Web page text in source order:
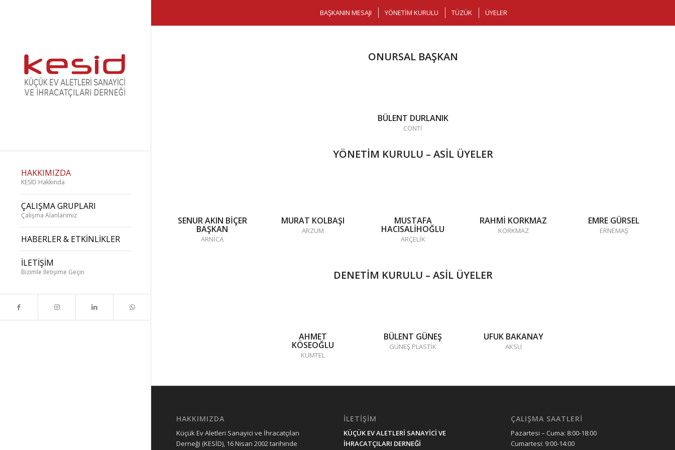
HAKKIMIZDA
KESİD Hakkında
ÇALIŞMA GRUPLARI
Çalışma Alanlarımız
HABERLER & ETKİNLİKLER
İLETİŞİM
Bizimle İletişime Geçin
BAŞKANIN MESAJI YÖNETIM KURULU TÜZÜK ÜYELER
ONURSAL BAŞKAN
BÜLENT DURLANIK
CONTİ
YÖNETİM KURULU – ASİL ÜYELER
SENUR AKIN BİÇER
BAŞKAN
ARNİCA
MURAT KOLBAŞI
ARZUM
MUSTAFA
HACISALİHOĞLU
ARÇELİK
RAHMİ KORKMAZ
KORKMAZ
EMRE GÜRSEL
ERNEMAŞ
DENETİM KURULU – ASİL ÜYELER
AHMET
KÖSEOĞLU
KUMTEL
BÜLENT GÜNEŞ
GÜNEŞ PLASTİK
UFUK BAKANAY
AKSU
HAKKIMIZDA
Küçük Ev Aletleri Sanayici ve İhracatçıları
Derneği (KESİD), 16 Nisan 2002 tarihinde
İLETİŞİM
KÜÇÜK EV ALETLERİ SANAYİCİ VE
İHRACATÇILARI DERNEĞİ
ÇALIŞMA SAATLERİ
Pazartesi – Cuma: 8:00-18:00
Cumartesi: 9:00-14:00